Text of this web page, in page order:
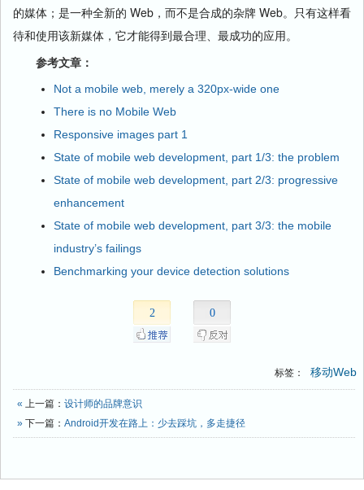
的媒体；是一种全新的 Web，而不是合成的杂牌 Web。只有这样看
待和使用该新媒体，它才能得到最合理、最成功的应用。
参考文章：
Not a mobile web, merely a 320px-wide one
There is no Mobile Web
Responsive images part 1
State of mobile web development, part 1/3: the problem
State of mobile web development, part 2/3: progressive
enhancement
State of mobile web development, part 3/3: the mobile
industry’s failings
Benchmarking your device detection solutions
2 0
标签： 移动Web
« 上一篇： 设计师的品牌意识
» 下一篇： Android开发在路上：少去踩坑，多走捷径